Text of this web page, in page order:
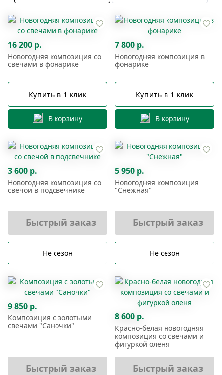
16 200 р.
Новогодняя композиция со
свечами в фонарике
Купить в 1 клик
В корзину
7 800 р.
Новогодняя композиция в
фонарике
Купить в 1 клик
В корзину
3 600 р.
Новогодняя композиция со
свечой в подсвечнике
Быстрый заказ
Не сезон
5 950 р.
Новогодняя композиция
"Снежная"
Быстрый заказ
Не сезон
9 850 р.
Композиция с золотыми
свечами "Саночки"
Быстрый заказ
8 600 р.
Красно-белая новогодняя
композиция со свечами и
фигуркой оленя
Быстрый заказ